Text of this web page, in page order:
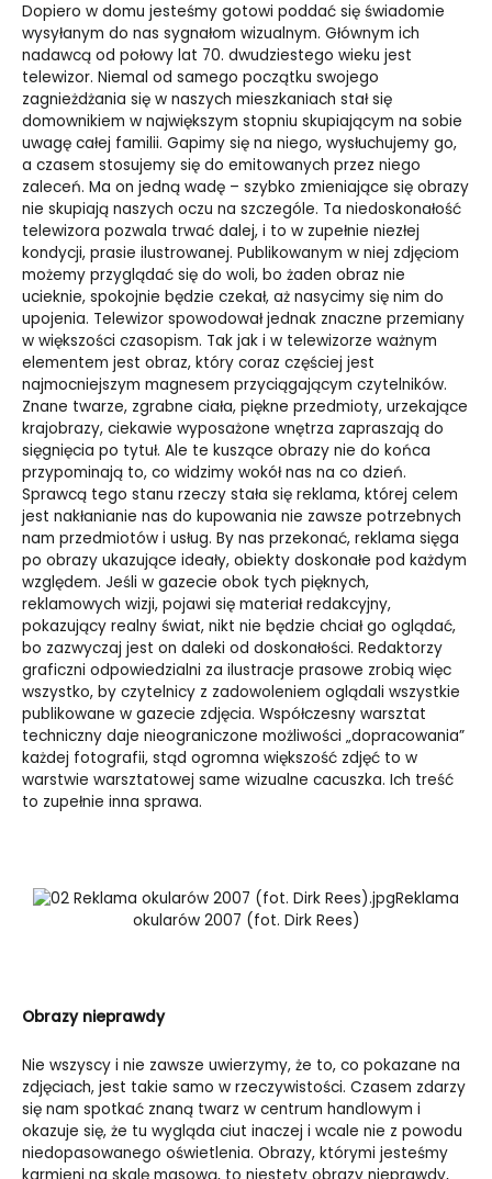
Dopiero w domu jesteśmy gotowi poddać się świadomie
wysyłanym do nas sygnałom wizualnym. Głównym ich
nadawcą od połowy lat 70. dwudziestego wieku jest
telewizor. Niemal od samego początku swojego
zagnieżdżania się w naszych mieszkaniach stał się
domownikiem w największym stopniu skupiającym na sobie
uwagę całej familii. Gapimy się na niego, wysłuchujemy go,
a czasem stosujemy się do emitowanych przez niego
zaleceń. Ma on jedną wadę – szybko zmieniające się obrazy
nie skupiają naszych oczu na szczególe. Ta niedoskonałość
telewizora pozwala trwać dalej, i to w zupełnie niezłej
kondycji, prasie ilustrowanej. Publikowanym w niej zdjęciom
możemy przyglądać się do woli, bo żaden obraz nie
ucieknie, spokojnie będzie czekał, aż nasycimy się nim do
upojenia. Telewizor spowodował jednak znaczne przemiany
w większości czasopism. Tak jak i w telewizorze ważnym
elementem jest obraz, który coraz częściej jest
najmocniejszym magnesem przyciągającym czytelników.
Znane twarze, zgrabne ciała, piękne przedmioty, urzekające
krajobrazy, ciekawie wyposażone wnętrza zapraszają do
sięgnięcia po tytuł. Ale te kuszące obrazy nie do końca
przypominają to, co widzimy wokół nas na co dzień.
Sprawcą tego stanu rzeczy stała się reklama, której celem
jest nakłanianie nas do kupowania nie zawsze potrzebnych
nam przedmiotów i usług. By nas przekonać, reklama sięga
po obrazy ukazujące ideały, obiekty doskonałe pod każdym
względem. Jeśli w gazecie obok tych pięknych,
reklamowych wizji, pojawi się materiał redakcyjny,
pokazujący realny świat, nikt nie będzie chciał go oglądać,
bo zazwyczaj jest on daleki od doskonałości. Redaktorzy
graficzni odpowiedzialni za ilustracje prasowe zrobią więc
wszystko, by czytelnicy z zadowoleniem oglądali wszystkie
publikowane w gazecie zdjęcia. Współczesny warsztat
techniczny daje nieograniczone możliwości „dopracowania”
każdej fotografii, stąd ogromna większość zdjęć to w
warstwie warsztatowej same wizualne cacuszka. Ich treść
to zupełnie inna sprawa.
Reklama
okularów 2007 (fot. Dirk Rees)
Obrazy nieprawdy
Nie wszyscy i nie zawsze uwierzymy, że to, co pokazane na
zdjęciach, jest takie samo w rzeczywistości. Czasem zdarzy
się nam spotkać znaną twarz w centrum handlowym i
okazuje się, że tu wygląda ciut inaczej i wcale nie z powodu
niedopasowanego oświetlenia. Obrazy, którymi jesteśmy